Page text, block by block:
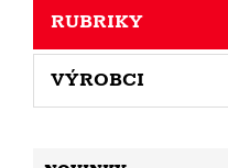
RUBRIKY
VÝROBCI